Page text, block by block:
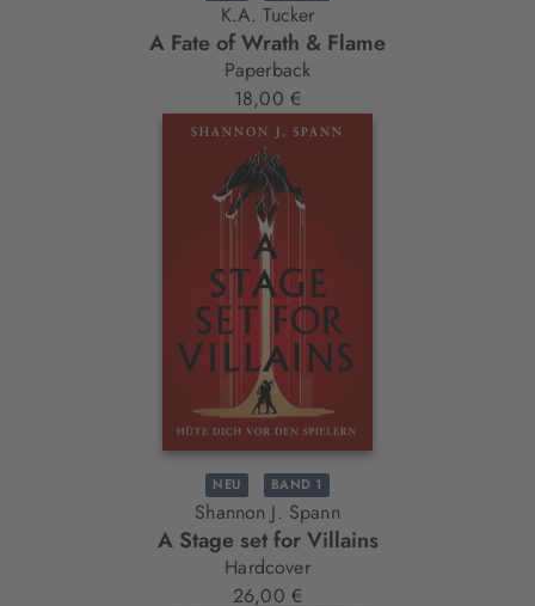
K.A. Tucker
A Fate of Wrath & Flame
Paperback
18,00 €
NEU BAND 1
Shannon J. Spann
A Stage set for Villains
Hardcover
26,00 €